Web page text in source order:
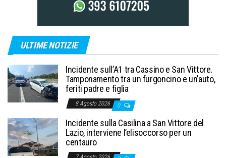
ULTIME NOTIZIE
Incidente sull’A1 tra Cassino e San Vittore.
Tamponamento tra un furgoncino e un’auto,
feriti padre e figlia
8 Agosto 2026 0
Incidente sulla Casilina a San Vittore del
Lazio, interviene l’elisoccorso per un
centauro